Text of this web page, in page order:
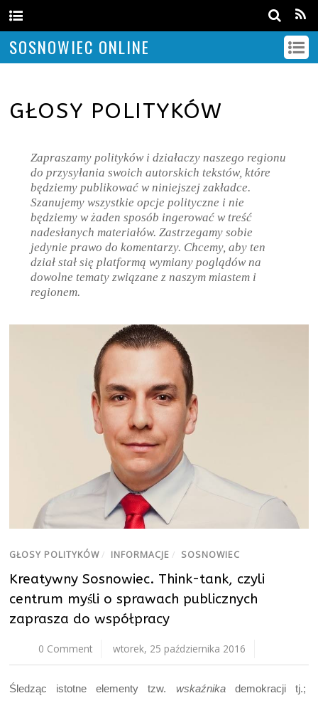
SOSNOWIEC ONLINE
GŁOSY POLITYKÓW
Zapraszamy polityków i działaczy naszego regionu
do przysyłania swoich autorskich tekstów, które
będziemy publikować w niniejszej zakładce.
Szanujemy wszystkie opcje polityczne i nie
będziemy w żaden sposób ingerować w treść
nadesłanych materiałów. Zastrzegamy sobie
jedynie prawo do komentarzy. Chcemy, aby ten
dział stał się platformą wymiany poglądów na
dowolne tematy związane z naszym miastem i
regionem.
GŁOSY POLITYKÓW / INFORMACJE / SOSNOWIEC
Kreatywny Sosnowiec. Think-tank, czyli
centrum myśli o sprawach publicznych
zaprasza do współpracy
0 Comment wtorek, 25 października 2016
Śledząc istotne elementy tzw. wskaźnikademokracji tj.;